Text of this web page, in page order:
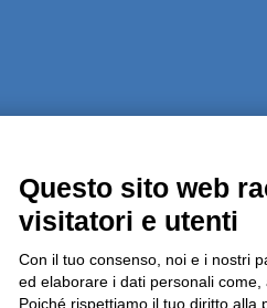
Questo sito web
visitatori e utenti
Con il tuo consenso, noi e i nostri
ed elaborare i dati personali
Poiché rispettiamo il tuo diritto alla